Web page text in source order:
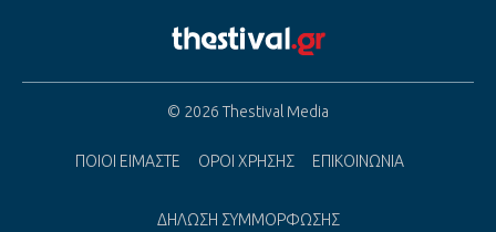
© 2026 Thestival Media
ΠΟΙΟΙ ΕΙΜΑΣΤΕ ΟΡΟΙ ΧΡΗΣΗΣ ΕΠΙΚΟΙΝΩΝΙΑ
ΔΗΛΩΣΗ ΣΥΜΜΟΡΦΩΣΗΣ